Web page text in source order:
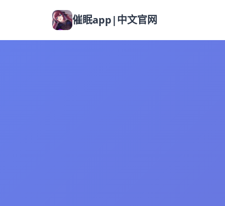
催眠app|中文官网